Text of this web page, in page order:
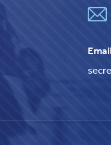
Email